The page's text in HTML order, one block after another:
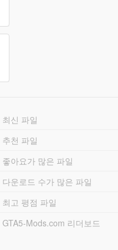
최신 파일
추천 파일
좋아요가 많은 파일
다운로드 수가 많은 파일
최고 평점 파일
GTA5-Mods.com 리더보드